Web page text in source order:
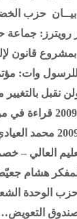
حزب
رويترز: جماعة
قانون
للرسول وات:
نقبل بالتغيير
محمد
العالي –
هشام
الوحدة